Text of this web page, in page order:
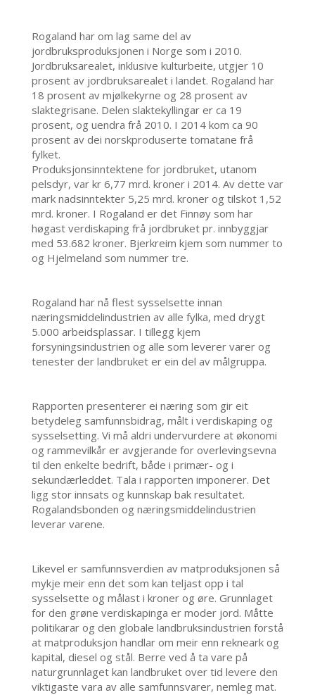
Rogaland har om lag same del av
jordbruksproduksjonen i Norge som i 2010.
Jordbruksarealet, inklusive kulturbeite, utgjer 10
prosent av jordbruksarealet i landet. Rogaland har
18 prosent av mjølkekyrne og 28 prosent av
slaktegrisane. Delen slaktekyllingar er ca 19
prosent, og uendra frå 2010. I 2014 kom ca 90
prosent av dei norskproduserte tomatane frå
fylket.
Produksjonsinntektene for jordbruket, utanom
pelsdyr, var kr 6,77 mrd. kroner i 2014. Av dette var
mark nadsinntekter 5,25 mrd. kroner og tilskot 1,52
mrd. kroner. I Rogaland er det Finnøy som har
høgast verdiskaping frå jordbruket pr. innbyggjar
med 53.682 kroner. Bjerkreim kjem som nummer to
og Hjelmeland som nummer tre.
Rogaland har nå flest sysselsette innan
næringsmiddelindustrien av alle fylka, med drygt
5.000 arbeidsplassar. I tillegg kjem
forsyningsindustrien og alle som leverer varer og
tenester der landbruket er ein del av målgruppa.
Rapporten presenterer ei næring som gir eit
betydeleg samfunnsbidrag, målt i verdiskaping og
sysselsetting. Vi må aldri undervurdere at økonomi
og rammevilkår er avgjerande for overlevingsevna
til den enkelte bedrift, både i primær- og i
sekundærleddet. Tala i rapporten imponerer. Det
ligg stor innsats og kunnskap bak resultatet.
Rogalandsbonden og næringsmiddelindustrien
leverar varene.
Likevel er samfunnsverdien av matproduksjonen så
mykje meir enn det som kan teljast opp i tal
sysselsette og målast i kroner og øre. Grunnlaget
for den grøne verdiskapinga er moder jord. Måtte
politikarar og den globale landbruksindustrien forstå
at matproduksjon handlar om meir enn rekneark og
kapital, diesel og stål. Berre ved å ta vare på
naturgrunnlaget kan landbruket over tid levere den
viktigaste vara av alle samfunnsvarer, nemleg mat.